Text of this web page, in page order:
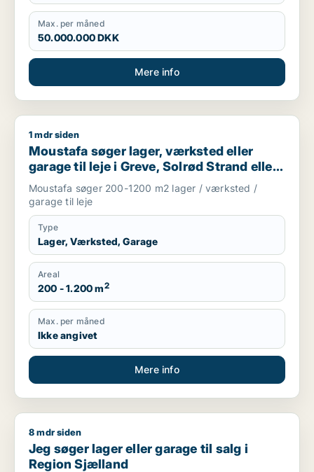
Max. per måned
50.000.000 DKK
Mere info
Moustafa søger lager, værksted eller garage til leje i Greve,
1 mdr siden
Moustafa søger lager, værksted eller
garage til leje i Greve, Solrød Strand eller
Roskilde m.fl.
Moustafa søger 200-1200 m2 lager / værksted /
garage til leje
Type
Lager, Værksted, Garage
Areal
200 - 1.200 m2
Max. per måned
Ikke angivet
Mere info
Jeg søger lager eller garage til salg i Region Sjælland
8 mdr siden
Jeg søger lager eller garage til salg i
Region Sjælland